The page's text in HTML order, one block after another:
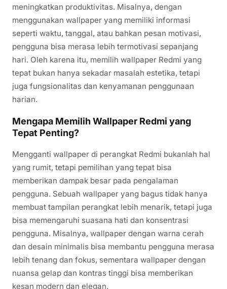
meningkatkan produktivitas. Misalnya, dengan
menggunakan wallpaper yang memiliki informasi
seperti waktu, tanggal, atau bahkan pesan motivasi,
pengguna bisa merasa lebih termotivasi sepanjang
hari. Oleh karena itu, memilih wallpaper Redmi yang
tepat bukan hanya sekadar masalah estetika, tetapi
juga fungsionalitas dan kenyamanan penggunaan
harian.
Mengapa Memilih Wallpaper Redmi yang
Tepat Penting?
Mengganti wallpaper di perangkat Redmi bukanlah hal
yang rumit, tetapi pemilihan yang tepat bisa
memberikan dampak besar pada pengalaman
pengguna. Sebuah wallpaper yang bagus tidak hanya
membuat tampilan perangkat lebih menarik, tetapi juga
bisa memengaruhi suasana hati dan konsentrasi
pengguna. Misalnya, wallpaper dengan warna cerah
dan desain minimalis bisa membantu pengguna merasa
lebih tenang dan fokus, sementara wallpaper dengan
nuansa gelap dan kontras tinggi bisa memberikan
kesan modern dan elegan.